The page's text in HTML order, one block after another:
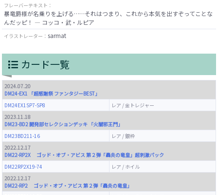
フレーバーテキスト：
暴竜爵様が名乗りを上げる……それはつまり、これから本気を出すぞってことな
んだッピ！ — コッコ・武・ルピア
イラストレーター： sarmat
カード一覧
2024.07.20
DM24-EX1 「超感謝祭 ファンタジーBEST」
DM24EX1SP7-SP8
レア / 金トレジャー
2023.11.18
DM23-BD2 開発部セレクションデッキ 「火闇邪王門」
DM23BD211-16
レア / 銀枠
2022.12.17
DM22-RP2X ゴッド・オブ・アビス 第２弾「轟炎の竜皇」超刺激パック
DM22RP2X19-74
レア / ホイル
2022.12.17
DM22-RP2 ゴッド・オブ・アビス 第２弾「轟炎の竜皇」